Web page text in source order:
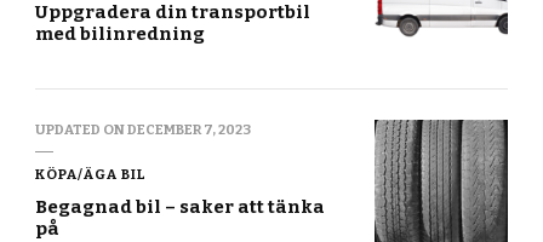
Uppgradera din transportbil
med bilinredning
UPDATED ONDECEMBER 7, 2023
KÖPA/ÄGA BIL
Begagnad bil – saker att tänka
på